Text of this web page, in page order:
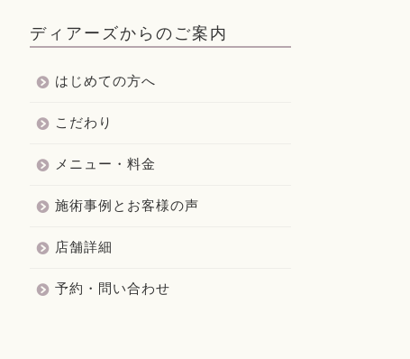
ディアーズからのご案内
はじめての方へ
こだわり
メニュー・料金
施術事例とお客様の声
店舗詳細
予約・問い合わせ